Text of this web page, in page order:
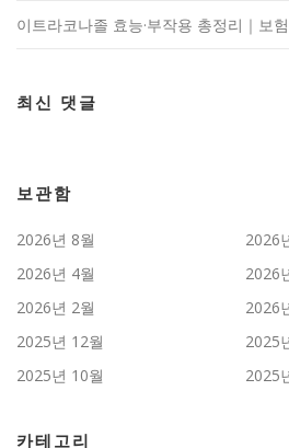
이트라코나졸 효능·부작용 총정리｜보
최신 댓글
보관함
2026년 8월
2026
2026년 4월
2026
2026년 2월
2026
2025년 12월
2025
2025년 10월
2025
카테고리